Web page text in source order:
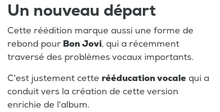
Un nouveau départ
Cette réédition marque aussi une forme de
rebond pour Bon Jovi, qui a récemment
traversé des problèmes vocaux importants.
C'est justement cette rééducation vocale qui a
conduit vers la création de cette version
enrichie de l'album.